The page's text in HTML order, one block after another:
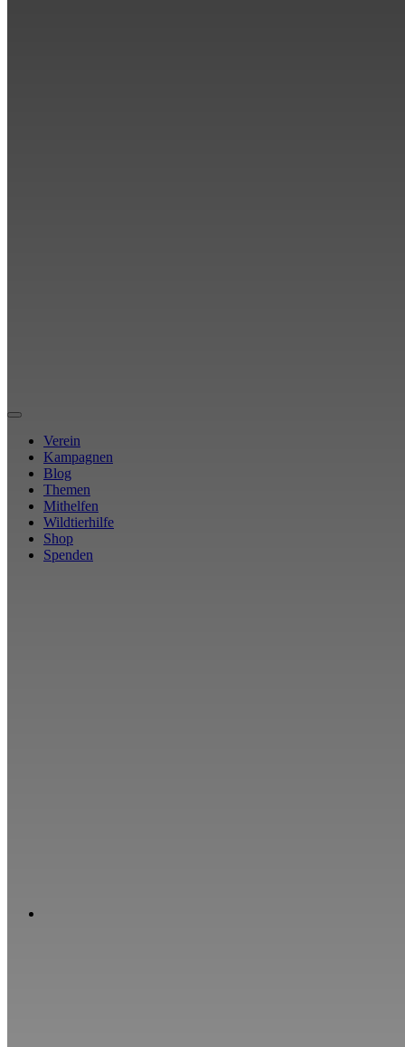
Verein
Kampagnen
Blog
Themen
Mithelfen
Wildtierhilfe
Shop
Spenden